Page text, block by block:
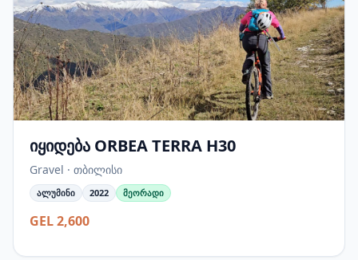
იყიდება ORBEA TERRA H30
Gravel · თბილისი
ალუმინი 2022 მეორადი
GEL 2,600